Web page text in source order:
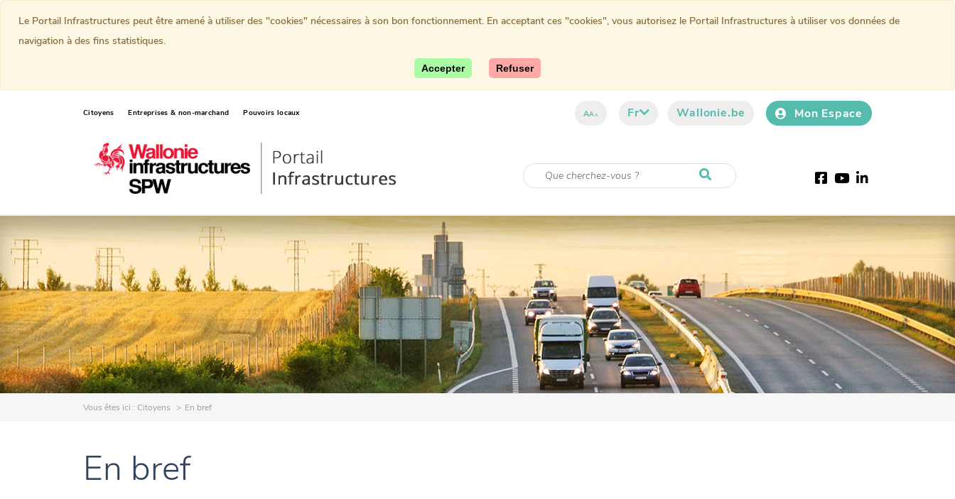
Citoyens Entreprises & non-marchand Pouvoirs locaux AAA Fr Wallonie.be Mon Espace
Facebook
YoutubeLinkedIn
Vous êtes ici : Citoyens En bref
En bref
Le Portail Infrastructures peut être amené à utiliser des "cookies" nécessaires à son bon fonctionnement. En acceptant ces "cookies", vous autorisez le Portail Infrastructures à utiliser vos données de
navigation à des fins statistiques.
Accepter Refuser